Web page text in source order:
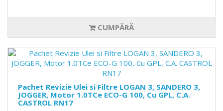
CUMPĂRĂ
Pachet Revizie Ulei si Filtre LOGAN 3, SANDERO 3,
JOGGER, Motor 1.0TCe ECO-G 100, Cu GPL, C.A.
CASTROL RN17